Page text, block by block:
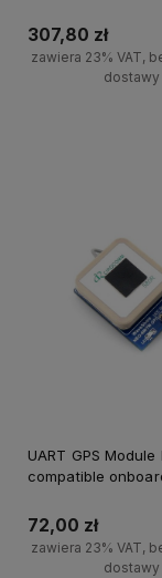
307,80 zł
zawiera 23% VAT,
dostawy
UART GPS Module
compatible
72,00 zł
zawiera 23% VAT,
dostawy